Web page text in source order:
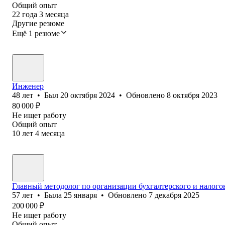
Общий опыт
22 года 3 месяца
Другие резюме
Ещё 1 резюме
Инженер
48 лет • Был 20 октября 2024 • Обновлено 8 октября 2023
80 000 ₽
Не ищет работу
Общий опыт
10 лет 4 месяца
Главный методолог по организации бухгалтерского и
57 лет • Была 25 января • Обновлено 7 декабря 2025
200 000 ₽
Не ищет работу